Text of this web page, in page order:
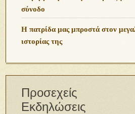
σύνοδο
Η πατρίδα μας μπροστά στον
ιστορίας της
Προσεχείς
Εκδηλώσεις